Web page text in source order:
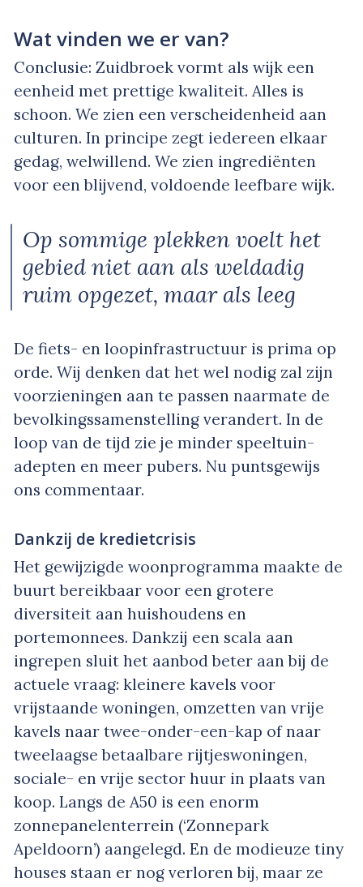
Wat vinden we er van?
Conclusie: Zuidbroek vormt als wijk een
eenheid met prettige kwaliteit. Alles is
schoon. We zien een verscheidenheid aan
culturen. In principe zegt iedereen elkaar
gedag, welwillend. We zien ingrediënten
voor een blijvend, voldoende leefbare wijk.
Op sommige plekken voelt het
gebied niet aan als weldadig
ruim opgezet, maar als leeg
De fiets- en loopinfrastructuur is prima op
orde. Wij denken dat het wel nodig zal zijn
voorzieningen aan te passen naarmate de
bevolkingssamenstelling verandert. In de
loop van de tijd zie je minder speeltuin-
adepten en meer pubers. Nu puntsgewijs
ons commentaar.
Dankzij de kredietcrisis
Het gewijzigde woonprogramma maakte de
buurt bereikbaar voor een grotere
diversiteit aan huishoudens en
portemonnees. Dankzij een scala aan
ingrepen sluit het aanbod beter aan bij de
actuele vraag: kleinere kavels voor
vrijstaande woningen, omzetten van vrije
kavels naar twee-onder-een-kap of naar
tweelaagse betaalbare rijtjeswoningen,
sociale- en vrije sector huur in plaats van
koop. Langs de A50 is een enorm
zonnepanelenterrein (‘Zonnepark
Apeldoorn’) aangelegd. En de modieuze tiny
houses staan er nog verloren bij, maar ze